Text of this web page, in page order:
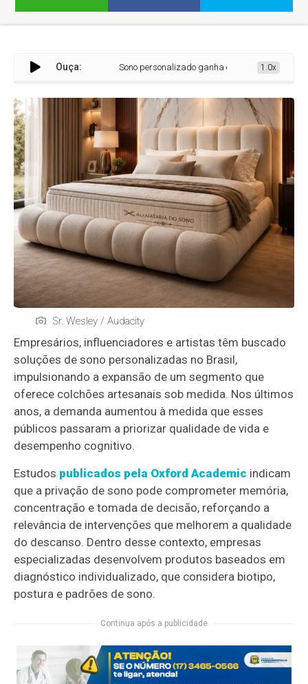
Ouça: Sono personalizado ganha espaço entre 1.0x
Sr. Wesley / Audacity
Empresários, influenciadores e artistas têm buscado
soluções de sono personalizadas no Brasil,
impulsionando a expansão de um segmento que
oferece colchões artesanais sob medida. Nos últimos
anos, a demanda aumentou à medida que esses
públicos passaram a priorizar qualidade de vida e
desempenho cognitivo.
Estudos publicados pela Oxford Academic indicam
que a privação de sono pode comprometer memória,
concentração e tomada de decisão, reforçando a
relevância de intervenções que melhorem a qualidade
do descanso. Dentro desse contexto, empresas
especializadas desenvolvem produtos baseados em
diagnóstico individualizado, que considera biotipo,
postura e padrões de sono.
Continua após a publicidade